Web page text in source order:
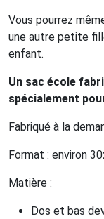
Vous pourrez
une autre petite
enfant.
Un sac école
spécialement
Fabriqué à la
Format : environ
Matière :
Dos et bas